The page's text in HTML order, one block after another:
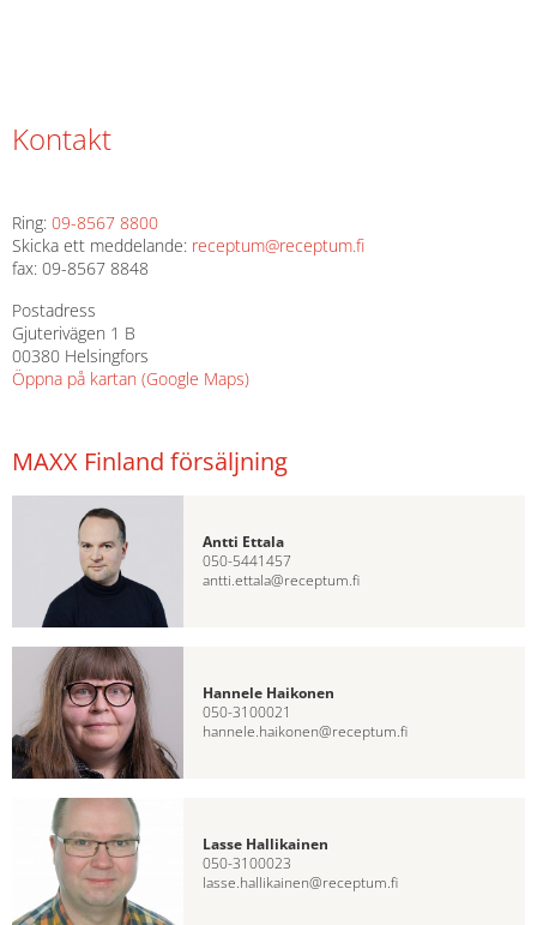
Kontakt
Ring: 09-8567 8800
Skicka ett meddelande: receptum@receptum.fi
fax: 09-8567 8848
Postadress
Gjuterivägen 1 B
00380 Helsingfors
Öppna på kartan (Google Maps)
MAXX Finland försäljning
Antti Ettala
050-5441457
antti.ettala@receptum.fi
Hannele Haikonen
050-3100021
hannele.haikonen@receptum.fi
Lasse Hallikainen
050-3100023
lasse.hallikainen@receptum.fi